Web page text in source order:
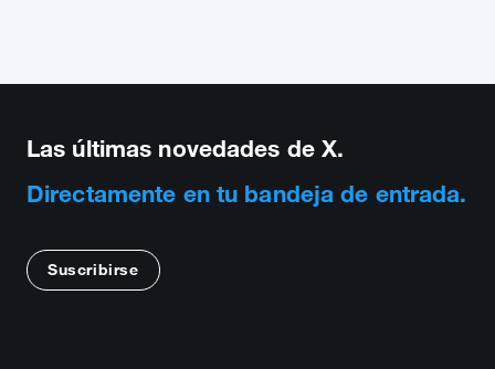
Las últimas novedades de X.
Directamente en tu bandeja de entrada.
Suscribirse